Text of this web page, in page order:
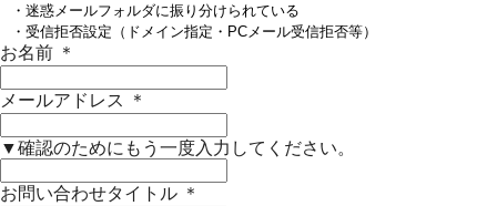
・迷惑メールフォルダに振り分けられている
・受信拒否設定（ドメイン指定・PCメール受信拒否等）
お名前 ＊
メールアドレス ＊
▼確認のためにもう一度入力してください。
お問い合わせタイトル ＊